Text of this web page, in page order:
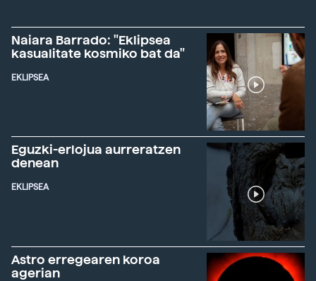
Naiara Barrado: "Eklipsea
kasualitate kosmiko bat da"
EKLIPSEA
Eguzki-erlojua aurreratzen
denean
EKLIPSEA
Astro erregearen koroa
agerian